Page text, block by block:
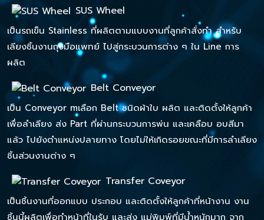
SUS Wheel
เป็นรถเข็น Stainless ที่ผลิตตามแบบงานที่ลูกค้าสั่งทำ สำหรับ
เลียงชิ้นงานถุงมือแพทย์ ไปสู่กระบวนการต่าง ๆ ใน Line การ
ผลิต
Belt Conveyor
เป็น Conveyor mเลือก Belt ชนิดผ้าใบ ผลิต และติดตั้งให้ลูกค้า
เพื่อลำเลียง ส่ง Part ที่ผ่านกระบวนการพ่น และเคลือบ อบสีมา
แล้ว ไปยังตำแหน่งปลายทาง โดยไม่ให้เกิดรอยขณะที่มีการลำเลียง
ชิ้นส่วนงานต่าง ๆ
Transfer Coveyor
เป็นชิ้นงานที่ออกแบบ ประกอบ และติดตั้งให้ลูกค้าที่หน้างาน งาน
ชิ้นนี้ผลิตเพื่อทำหน้าที่ในรับ และส่ง แม่พิมพ์ที่มีน้ำหนักมาก จาก